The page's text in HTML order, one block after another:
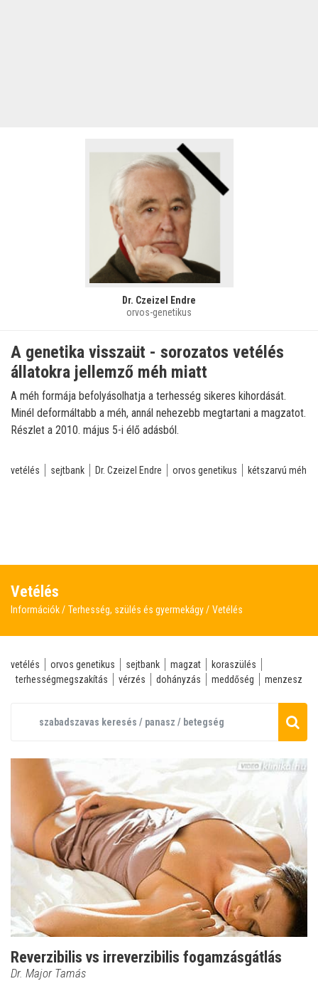
Dr. Czeizel Endre
orvos-genetikus
A genetika visszaüt - sorozatos vetélés
állatokra jellemző méh miatt
A méh formája befolyásolhatja a terhesség sikeres kihordását.
Minél deformáltabb a méh, annál nehezebb megtartani a magzatot.
Részlet a 2010. május 5-i élő adásból.
vetélés sejtbank Dr. Czeizel Endre orvos genetikus kétszarvú méh
Vetélés
Információk Terhesség, szülés és gyermekágy Vetélés
vetélés orvos genetikus sejtbank magzat
koraszülés
terhességmegszakítás
vérzés dohányzás meddőség menzesz
Reverzibilis vs irreverzibilis fogamzásgátlás
Dr. Major Tamás